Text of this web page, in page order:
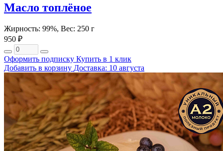
Масло топлёное
Жирность: 99%, Вес: 250 г
950 ₽
Оформить подписку Купить в 1 клик
Добавить в корзину Доставка: 10 августа